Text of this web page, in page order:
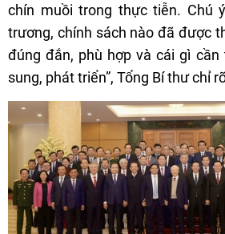
chín muồi trong thực tiễn. Chú
trương, chính sách nào đã được
đúng đắn, phù hợp và cái gì
sung, phát triển”, Tổng Bí thư chỉ